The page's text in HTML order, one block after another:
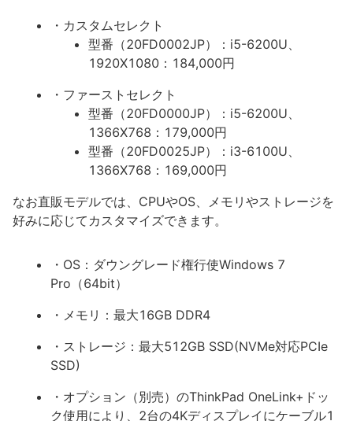
・カスタムセレクト
型番（20FD0002JP）：i5-6200U、
1920X1080：184,000円
・ファーストセレクト
型番（20FD0000JP）：i5-6200U、
1366X768：179,000円
型番（20FD0025JP）：i3-6100U、
1366X768：169,000円
なお直販モデルでは、CPUやOS、メモリやストレージを
好みに応じてカスタマイズできます。
・OS：ダウングレード権行使Windows 7
Pro（64bit）
・メモリ：最大16GB DDR4
・ストレージ：最大512GB SSD(NVMe対応PCIe
SSD)
・オプション（別売）のThinkPad OneLink+ドッ
ク使用により、2台の4Kディスプレイにケーブル1